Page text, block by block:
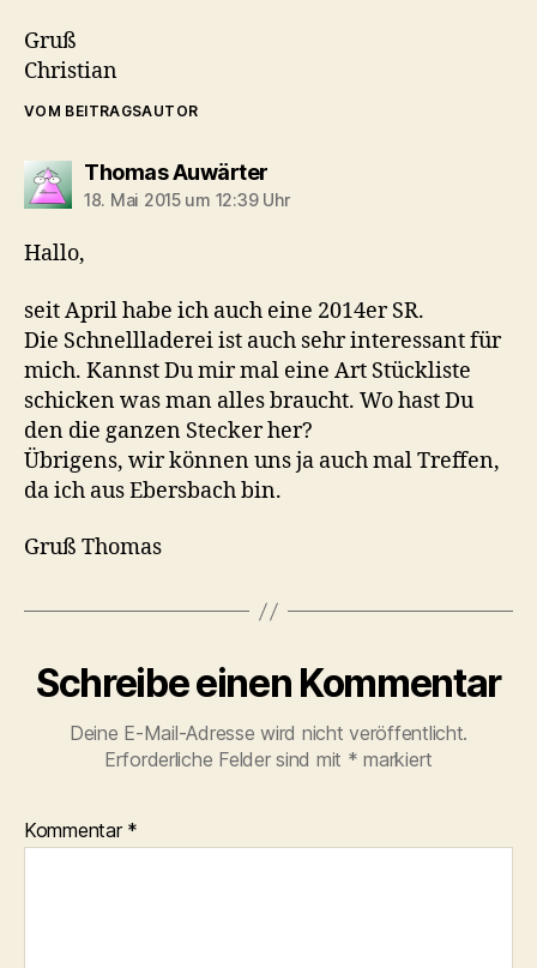
Gruß
Christian
VOM BEITRAGSAUTOR
Thomas Auwärtersagt:
18. Mai 2015 um 12:39 Uhr
Hallo,
seit April habe ich auch eine 2014er SR.
Die Schnellladerei ist auch sehr interessant für
mich. Kannst Du mir mal eine Art Stückliste
schicken was man alles braucht. Wo hast Du
den die ganzen Stecker her?
Übrigens, wir können uns ja auch mal Treffen,
da ich aus Ebersbach bin.
Gruß Thomas
Schreibe einen Kommentar
Deine E-Mail-Adresse wird nicht veröffentlicht.
Erforderliche Felder sind mit * markiert
Kommentar *